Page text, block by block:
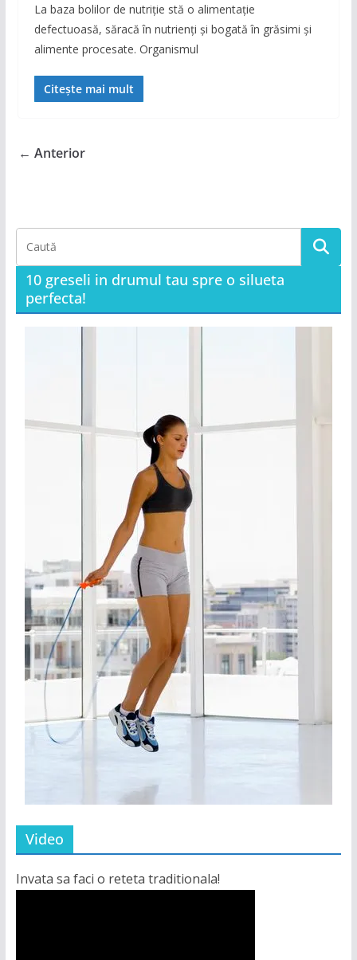
La baza bolilor de nutriție stă o alimentație
defectuoasă, săracă în nutrienți și bogată în grăsimi și
alimente procesate. Organismul
Citește mai mult
← Anterior
10 greseli in drumul tau spre o silueta
perfecta!
Video
Invata sa faci o reteta traditionala!